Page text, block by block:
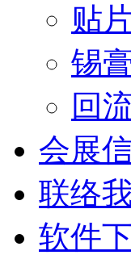
贴
锡
回
会展
联络
软件